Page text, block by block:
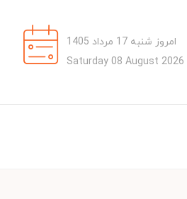
امروز شنبه 17 مرداد 1405
Saturday 08 August 2026